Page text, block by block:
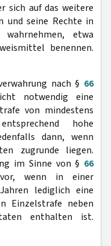
sich auf das weitere
und seine Rechte in
wahrnehmen, etwa
benennen.
nach § 66
notwendig eine
von mindestens
hohe
dann, wenn
zugrunde liegen.
im Sinne von § 66
wenn in einer
lediglich eine
Einzelstrafe neben
enthalten ist.